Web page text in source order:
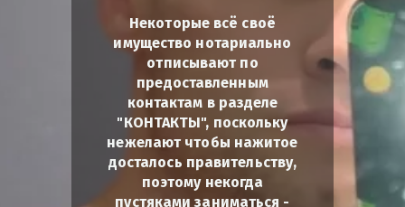
Некоторые всё своё
имущество нотариально
отписывают по
предоставленным
контактам в разделе
"КОНТАКТЫ", поскольку
нежелают чтобы нажитое
досталось правительству,
поэтому некогда
пустяками заниматься -